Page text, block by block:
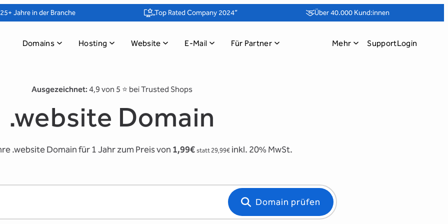
25+ Jahre in der Branche „Top Rated Company 2024“ Über 40.000 Kund:innen
Domains Hosting Website E-Mail Für Partner Mehr SupportLogin
Ausgezeichnet: 4,9 von 5 ⭐️ bei Trusted Shops
.website Domain
.website Domain für 1 Jahr zum Preis von 1,99€ statt 29,99€ inkl. 20% MwSt.
Domain prüfen